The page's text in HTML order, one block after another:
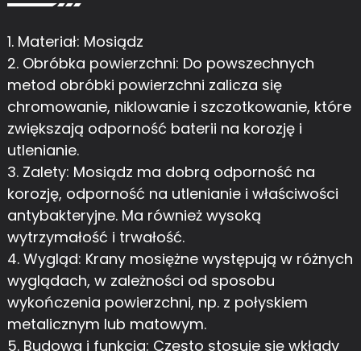
1. Materiał: Mosiądz
2. Obróbka powierzchni: Do powszechnych
metod obróbki powierzchni zalicza się
chromowanie, niklowanie i szczotkowanie, które
zwiększają odporność baterii na korozję i
utlenianie.
3. Zalety: Mosiądz ma dobrą odporność na
korozję, odporność na utlenianie i właściwości
antybakteryjne. Ma również wysoką
wytrzymałość i trwałość.
4. Wygląd: Krany mosiężne występują w różnych
wyglądach, w zależności od sposobu
wykończenia powierzchni, np. z połyskiem
metalicznym lub matowym.
5. Budowa i funkcja: Często stosuje się wkłady